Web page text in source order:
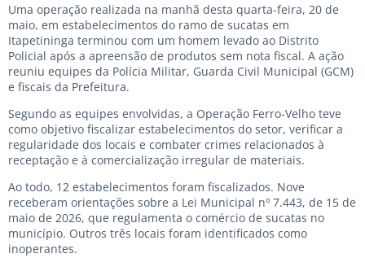
Uma operação realizada na manhã desta quarta-feira, 20 de
maio, em estabelecimentos do ramo de sucatas em
Itapetininga terminou com um homem levado ao Distrito
Policial após a apreensão de produtos sem nota fiscal. A ação
reuniu equipes da Polícia Militar, Guarda Civil Municipal (GCM)
e fiscais da Prefeitura.
Segundo as equipes envolvidas, a Operação Ferro-Velho teve
como objetivo fiscalizar estabelecimentos do setor, verificar a
regularidade dos locais e combater crimes relacionados à
receptação e à comercialização irregular de materiais.
Ao todo, 12 estabelecimentos foram fiscalizados. Nove
receberam orientações sobre a Lei Municipal nº 7.443, de 15 de
maio de 2026, que regulamenta o comércio de sucatas no
município. Outros três locais foram identificados como
inoperantes.